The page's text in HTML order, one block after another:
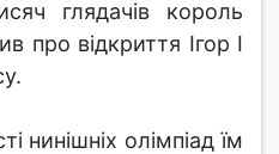
глядачів король
про відкриття Ігор I
нинішніх олімпіад їм